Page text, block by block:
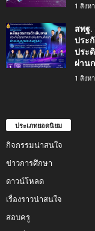
1 สิงห
สพฐ
ประ
ประ
ผ่าน
1 สิงห
ประเภทยอดนิยม
กิจกรรมน่าสนใจ
ข่าวการศึกษา
ดาวน์โหลด
เรื่องราวน่าสนใจ
สอบครู